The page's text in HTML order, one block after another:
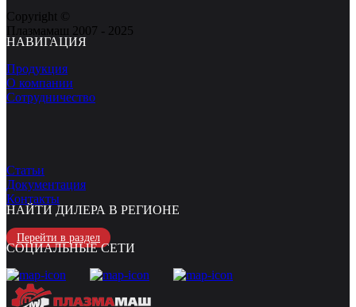
Copyright ©
Плазмамаш 2007 - 2025
НАВИГАЦИЯ
Продукция
О компании
Сотрудничество
Статьи
Документация
Контакты
НАЙТИ ДИЛЕРА В РЕГИОНЕ
Перейти в раздел
СОЦИАЛЬНЫЕ СЕТИ